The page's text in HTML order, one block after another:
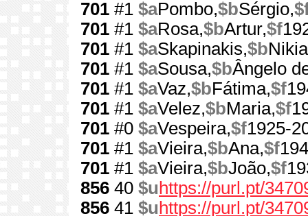
701 #1 $aPombo,$bSérgio,
701 #1 $aRosa,$bArtur,$f
701 #1 $aSkapinakis,$b
701 #1 $aSousa,$bÂngelo
701 #1 $aVaz,$bFátima,$f
701 #1 $aVelez,$bMaria,$f
701 #0 $aVespeira,$f1925-
701 #1 $aVieira,$bAna,$f
701 #1 $aVieira,$bJoão,$f
856 40 $u https://purl.pt/
856 41 $u https://purl.pt/